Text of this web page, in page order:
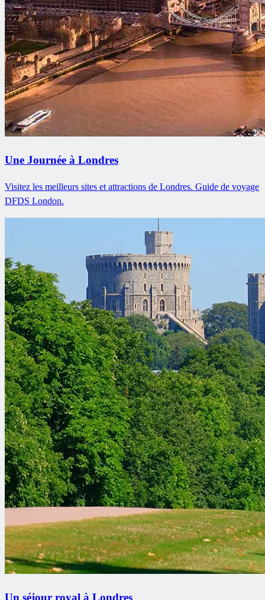
Une Journée à Londres
Visitez les meilleurs sites et attractions de Londres. Guide de voyage
DFDS London.
Un séjour royal à Londres